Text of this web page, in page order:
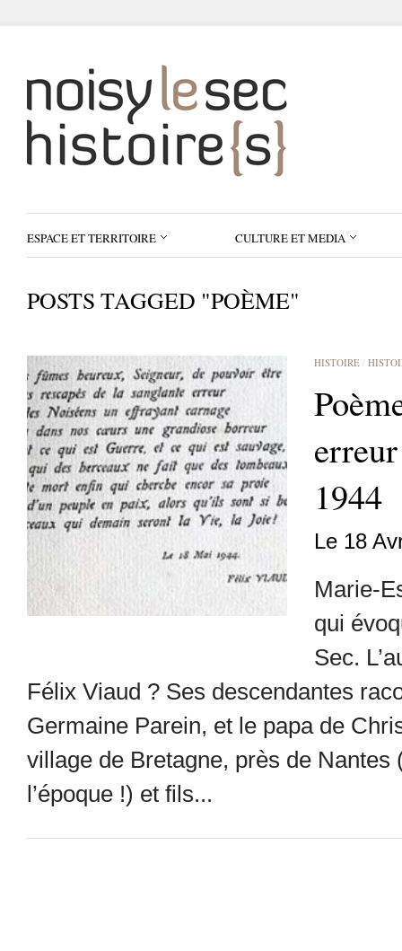
ESPACE ET TERRITOIRE CULTURE ET MEDIA
POSTS TAGGED "POÈME"
HISTOIRE /
1944
Le 18
Marie-
qui
Sec.
Félix Viaud ? Ses descendantes
Germaine Parein, et le papa de
village de Bretagne, près de
l’époque !) et fils...